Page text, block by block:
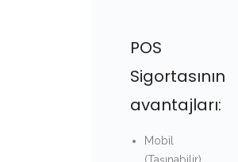
POS
Sigortasının
avantajları:
Mobil
(Taşınabilir)